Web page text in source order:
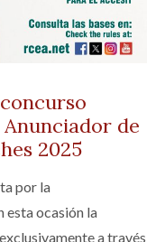
de
2025
por la
esta ocasión la
a través